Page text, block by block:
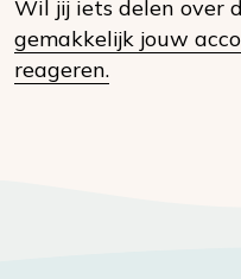
Wil jij iets delen over
gemakkelijk jouw
reageren.